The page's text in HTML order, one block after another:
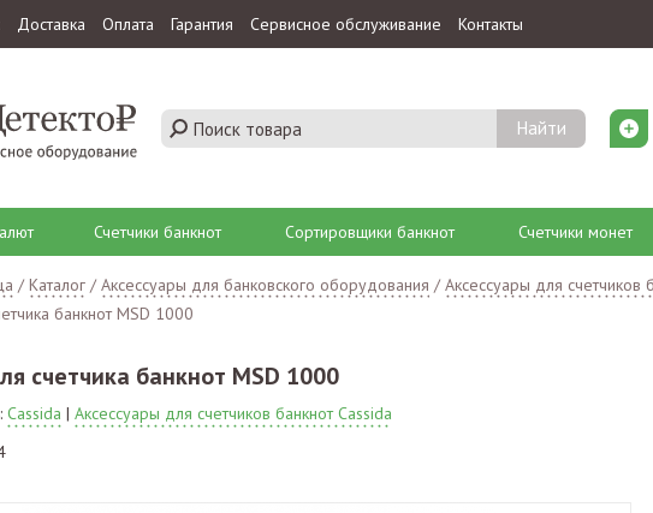
Доставка Оплата Гарантия Сервисное обслуживание Контакты
Счетчики банкнот Сортировщики банкнот Счетчики монет
/Каталог /Аксессуары для банковского оборудования /Аксессуары для счетчиков
банкнот MSD 1000
счетчика банкнот MSD 1000
Cassida | Аксессуары для счетчиков банкнот Cassida